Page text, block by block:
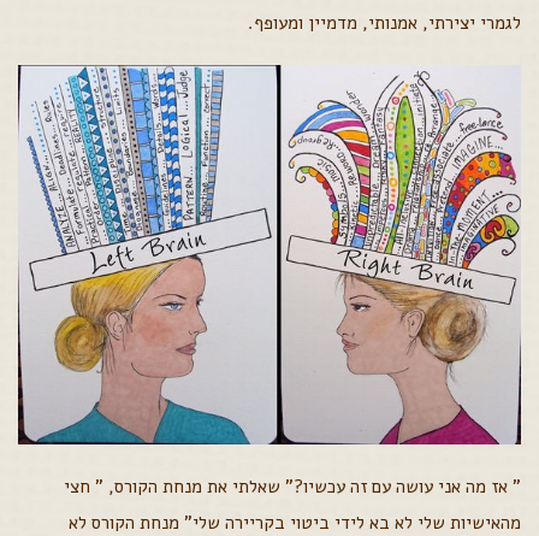
לגמרי יצירתי, אמנותי, מדמיין ומעופף.
" אז מה אני עושה עם זה עכשיו?" שאלתי את מנחת הקורס, " חצי
מהאישיות שלי לא בא לידי ביטוי בקריירה שלי" מנחת הקורס לא